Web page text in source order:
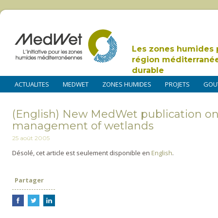
Les zones humides
région
durable
ACTUALITES MEDWET ZONES HUMIDES PROJETS
(English) New MedWet publication
management of wetlands
25 août 2005
Désolé, cet article est seulement disponible en English.
Partager